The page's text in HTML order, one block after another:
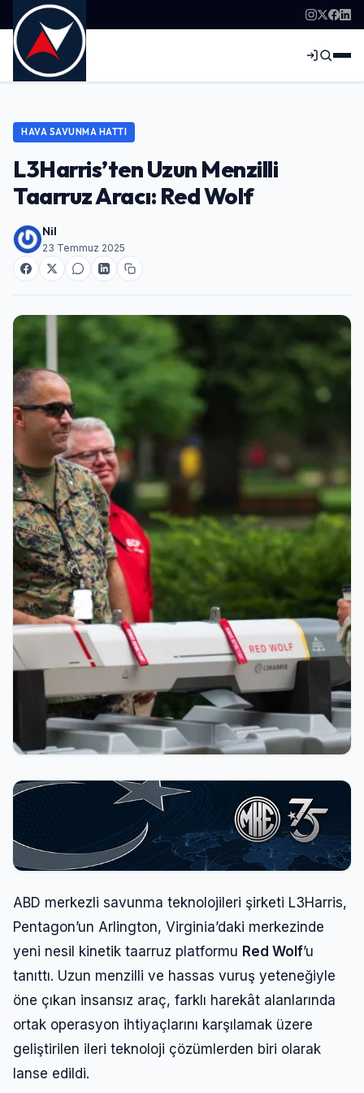
HAVA SAVUNMA HATTI
L3Harris’ten Uzun Menzilli
Taarruz Aracı: Red Wolf
Nil
23 Temmuz 2025
ABD merkezli savunma teknolojileri şirketi L3Harris,
Pentagon’un Arlington, Virginia’daki merkezinde
yeni nesil kinetik taarruz platformu Red Wolf’u
tanıttı. Uzun menzilli ve hassas vuruş yeteneğiyle
öne çıkan insansız araç, farklı harekât alanlarında
ortak operasyon ihtiyaçlarını karşılamak üzere
geliştirilen ileri teknoloji çözümlerden biri olarak
lanse edildi.